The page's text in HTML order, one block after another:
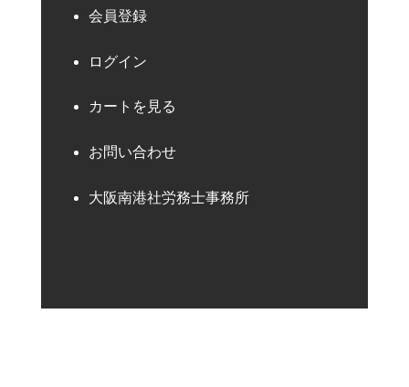
会員登録
ログイン
カートを見る
お問い合わせ
大阪南港社労務士事務所